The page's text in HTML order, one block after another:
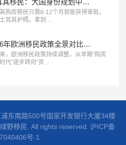
土耳其移民：大国身份规划中的性价比之冠，极速获批！
购房移民只需8-12个月就能获得审批，
耳其护照。拿到…
2026年欧洲移民政策全景对比：主流国家路径、成本与适配人群分析
，欧洲移民政策持续调整，从早期“购房
代”逐步转向“资…
东南路500号国家开发银行大厦34楼
野移民. All rights reserved. 沪ICP备
号-1